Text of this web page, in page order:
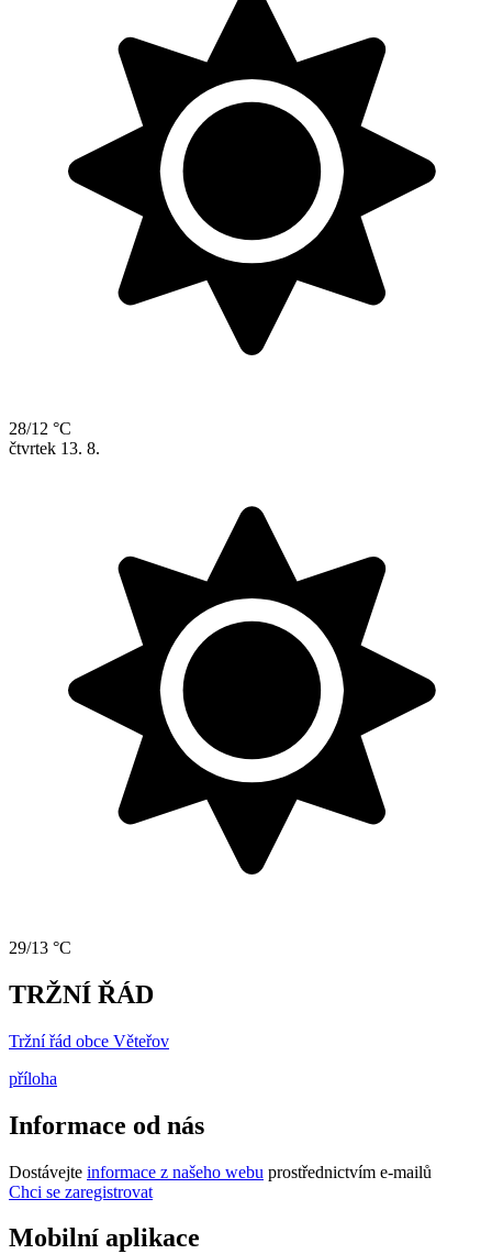
28/12 °C
čtvrtek 13. 8.
29/13 °C
TRŽNÍ ŘÁD
Tržní řád obce Věteřov
příloha
Informace od nás
Dostávejte informace z našeho webu prostřednictvím e-mailů
Chci se zaregistrovat
Mobilní aplikace